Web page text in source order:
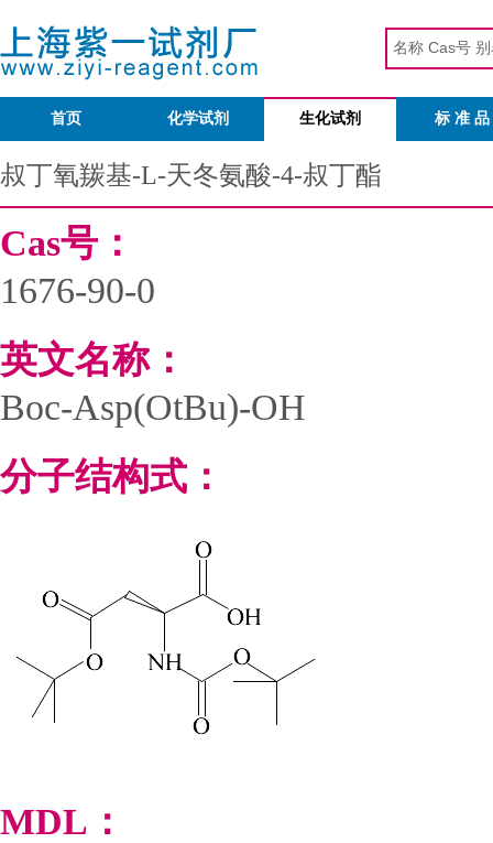
首页 化学试剂 生化试剂 标 准 品
叔丁氧羰基-L-天冬氨酸-4-叔丁酯
Cas号：
1676-90-0
英文名称：
Boc-Asp(OtBu)-OH
分子结构式：
MDL：